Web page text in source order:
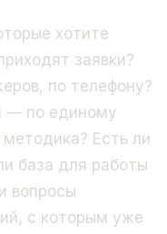
хотите
заявки?
по телефону?
— по единому
Есть ли
база для работы
вопросы
с которым уже